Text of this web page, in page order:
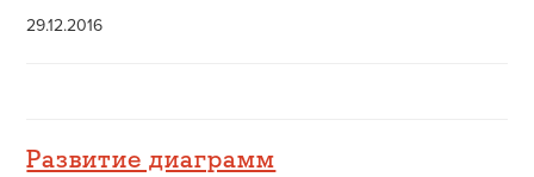
29.12.2016
Развитие диаграмм